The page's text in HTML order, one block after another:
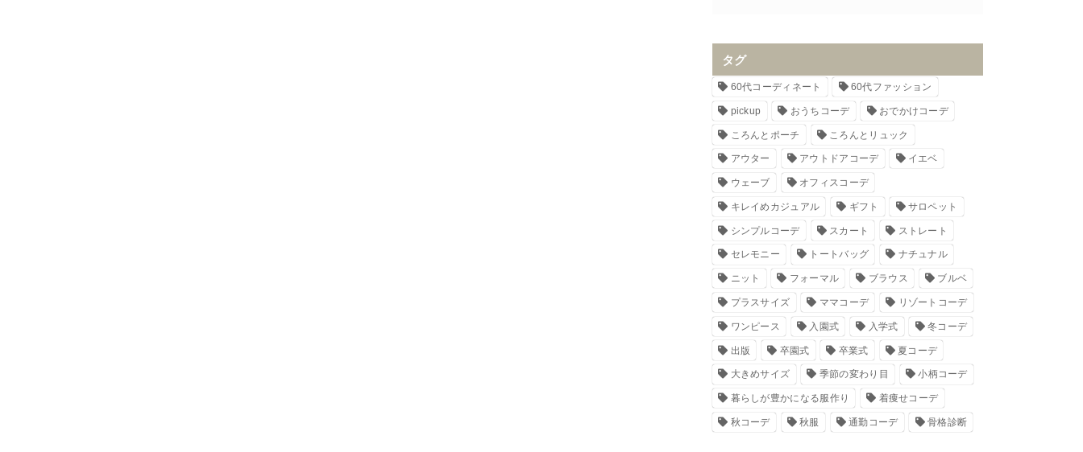
タグ
60代コーディネート 60代ファッション
pickup おうちコーデ おでかけコーデ
ころんとポーチ ころんとリュック
アウター アウトドアコーデ イエベ
ウェーブ オフィスコーデ
キレイめカジュアル ギフト サロペット
シンプルコーデ スカート ストレート
セレモニー トートバッグ ナチュナル
ニット フォーマル ブラウス ブルベ
プラスサイズ ママコーデ リゾートコーデ
ワンピース 入園式 入学式 冬コーデ
出版 卒園式 卒業式 夏コーデ
大きめサイズ 季節の変わり目 小柄コーデ
暮らしが豊かになる服作り 着痩せコーデ
秋コーデ 秋服 通勤コーデ 骨格診断